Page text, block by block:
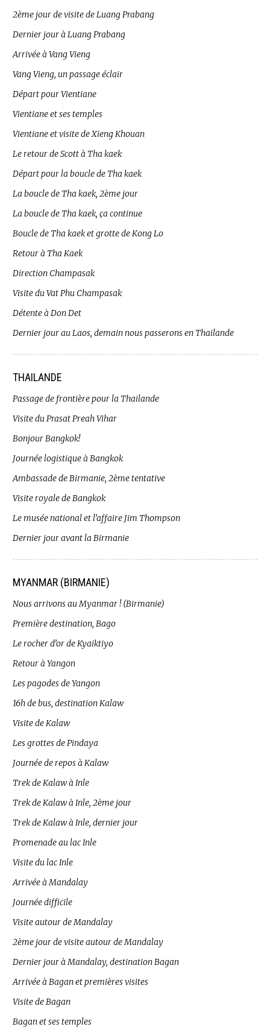
2ème jour de visite de Luang Prabang
Dernier jour à Luang Prabang
Arrivée à Vang Vieng
Vang Vieng, un passage éclair
Départ pour Vientiane
Vientiane et ses temples
Vientiane et visite de Xieng Khouan
Le retour de Scott à Tha kaek
Départ pour la boucle de Tha kaek
La boucle de Tha kaek, 2ème jour
La boucle de Tha kaek, ça continue
Boucle de Tha kaek et grotte de Kong Lo
Retour à Tha Kaek
Direction Champasak
Visite du Vat Phu Champasak
Détente à Don Det
Dernier jour au Laos, demain nous passerons en Thailande
THAILANDE
Passage de frontière pour la Thailande
Visite du Prasat Preah Vihar
Bonjour Bangkok!
Journée logistique à Bangkok
Ambassade de Birmanie, 2ème tentative
Visite royale de Bangkok
Le musée national et l’affaire Jim Thompson
Dernier jour avant la Birmanie
MYANMAR (BIRMANIE)
Nous arrivons au Myanmar ! (Birmanie)
Première destination, Bago
Le rocher d’or de Kyaiktiyo
Retour à Yangon
Les pagodes de Yangon
16h de bus, destination Kalaw
Visite de Kalaw
Les grottes de Pindaya
Journée de repos à Kalaw
Trek de Kalaw à Inle
Trek de Kalaw à Inle, 2ème jour
Trek de Kalaw à Inle, dernier jour
Promenade au lac Inle
Visite du lac Inle
Arrivée à Mandalay
Journée difficile
Visite autour de Mandalay
2ème jour de visite autour de Mandalay
Dernier jour à Mandalay, destination Bagan
Arrivée à Bagan et premières visites
Visite de Bagan
Bagan et ses temples